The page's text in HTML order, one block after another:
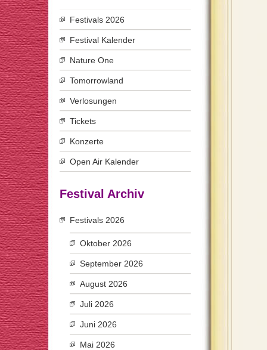
Festivals 2026
Festival Kalender
Nature One
Tomorrowland
Verlosungen
Tickets
Konzerte
Open Air Kalender
Festival Archiv
Festivals 2026
Oktober 2026
September 2026
August 2026
Juli 2026
Juni 2026
Mai 2026